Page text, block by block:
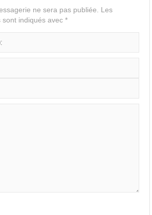
ne sera pas publiée.
Les
sont indiqués avec*